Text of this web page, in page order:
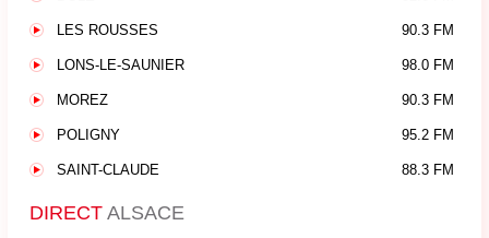
LES ROUSSES 90.3 FM
LONS-LE-SAUNIER 98.0 FM
MOREZ 90.3 FM
POLIGNY 95.2 FM
SAINT-CLAUDE 88.3 FM
DIRECT ALSACE